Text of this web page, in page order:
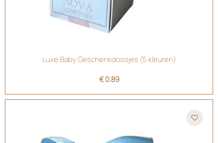
Luxe Baby Geschenkdoosjes (5 kleuren)
€0.89